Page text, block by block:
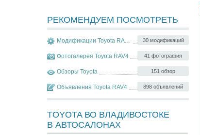
РЕКОМЕНДУЕМ ПОСМОТРЕТЬ
30 модификаций
Модификации Toyota RAV4
41 фотография
Фотогалерея Toyota RAV4
151 обзор
Обзоры Toyota
898 объявлений
Объявления Toyota RAV4
TOYOTA ВО ВЛАДИВОСТОКЕ
В АВТОСАЛОНАХ